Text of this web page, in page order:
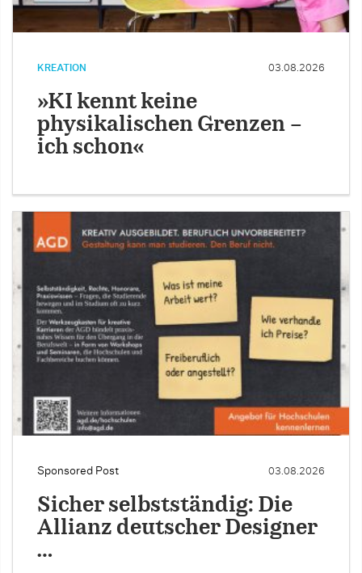
KREATION 03.08.2026
»KI kennt keine
physikalischen Grenzen –
ich schon«
Sponsored Post 03.08.2026
Sicher selbstständig: Die
Allianz deutscher Designer
…